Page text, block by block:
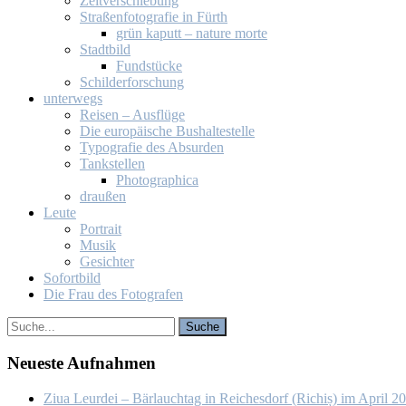
Stra­ßen­fo­to­gra­fie in Fürth
grün ka­putt – na­tu­re mor­te
Stadt­bild
Fund­stü­cke
Schil­der­for­schung
un­ter­wegs
Rei­sen – Aus­flü­ge
Die eu­ro­päi­sche Bus­hal­te­stel­le
Ty­po­gra­fie des Ab­sur­den
Tank­stel­len
Pho­to­gra­phi­ca
drau­ßen
Leu­te
Por­trait
Mu­sik
Ge­sich­ter
So­fort­bild
Die Frau des Fo­to­gra­fen
Neu­es­te Auf­nah­men
Ziua Leur­dei – Bär­lauch­tag in Rei­ches­dorf (Ri­chiș) im April